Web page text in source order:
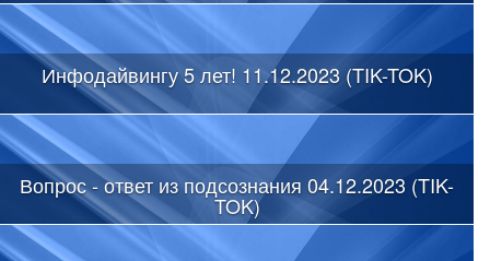
Инфодайвингу 5 лет! 11.12.2023 (TIK-TOK)
Вопрос - ответ из подсознания 04.12.2023 (TIK-
TOK)